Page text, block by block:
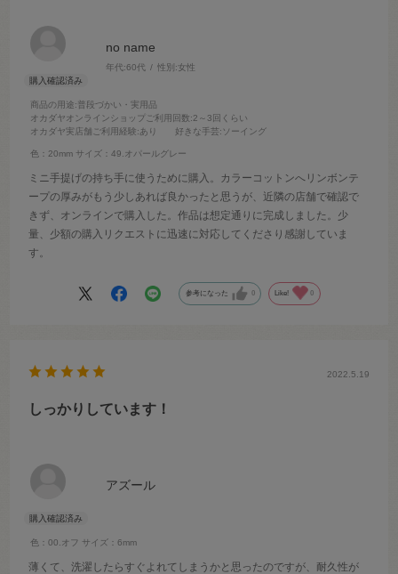
no name
年代:60代 性別:女性
商品の用途:普段づかい・実用品
オカダヤオンラインショップご利用回数:2～3回くらい
オカダヤ実店舗ご利用経験:あり 好きな手芸:ソーイング
色：20mm サイズ：49.オパールグレー
ミニ手提げの持ち手に使うために購入。カラーコットンへリンボンテ
ープの厚みがもう少しあれば良かったと思うが、近隣の店舗で確認で
きず、オンラインで購入した。作品は想定通りに完成しました。少
量、少額の購入リクエストに迅速に対応してくださり感謝していま
す。
参考になった 0 Like! 0
アズール
色：00.オフ サイズ：6mm
2022.5.19
しっかりしています！
薄くて、洗濯したらすぐよれてしまうかと思ったのですが、耐久性が